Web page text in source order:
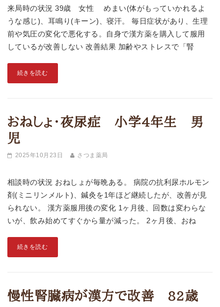
来局時の状況 39歳 女性 めまい(体がもっていかれるよ
うな感じ)、耳鳴り(キーン)、寝汗。 毎日症状があり、生理
前や気圧の変化で悪化する。自身で漢方薬を購入して服用
しているが改善しない 改善結果 加齢やストレスで「腎
続きを読む
おねしょ・夜尿症 小学4年生 男
児
2025年10月23日 さつま薬局
相談時の状況 おねしょが毎晩ある。 病院の抗利尿ホルモン
剤(ミニリンメルト)、鍼灸を1年ほど継続したが、改善が見
られない。 漢方薬服用後の変化 1ヶ月後、回数は変わらな
いが、飲み始めてすぐから量が減った。 2ヶ月後、おね
続きを読む
慢性腎臓病が漢方で改善 82歳